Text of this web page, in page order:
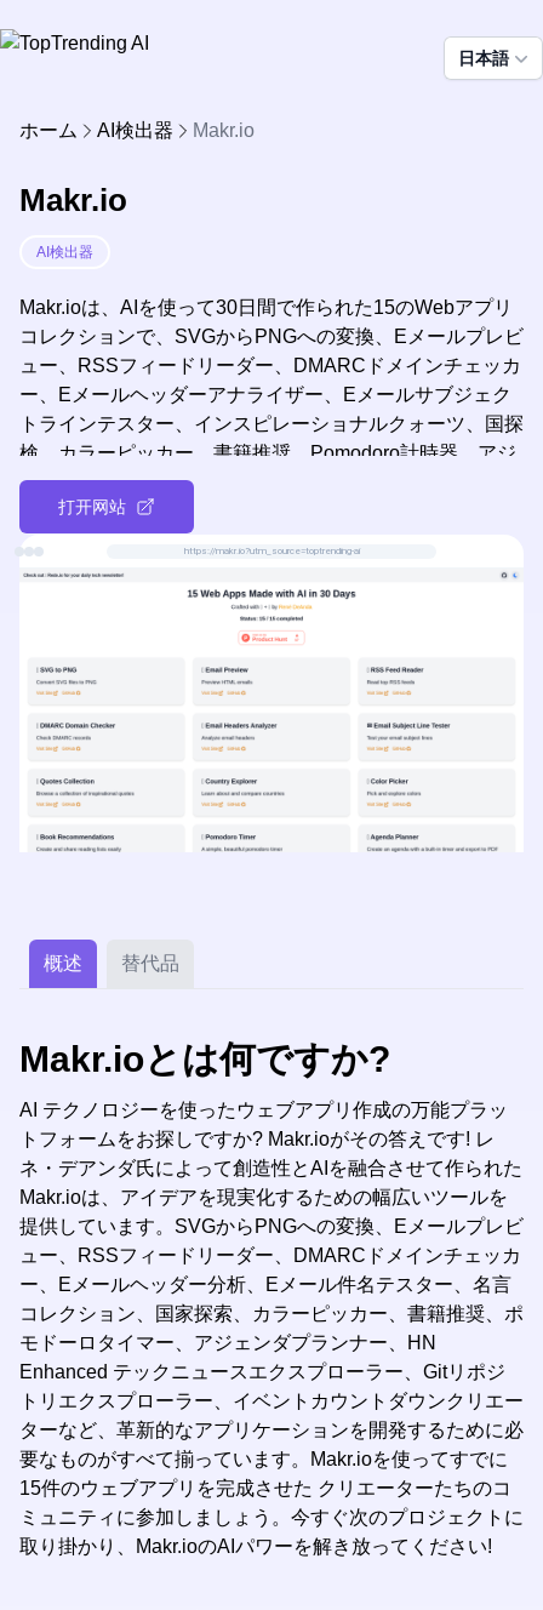
日本語
ホーム AI検出器 Makr.io
Makr.io
AI検出器
Makr.ioは、AIを使って30日間で作られた15のWebアプリ
コレクションで、SVGからPNGへの変換、Eメールプレビ
ュー、RSSフィードリーダー、DMARCドメインチェッカ
ー、Eメールヘッダーアナライザー、Eメールサブジェク
トラインテスター、インスピレーショナルクォーツ、国探
検、カラーピッカー、書籍推奨、Pomodoro計時器、アジ
ェンダプランナー、HN拡張、GitHubリポジトリエクスプ
ローラー、イベントのカウントダウンなど、様々なツール
を提供し、デジタルワークフローを効率化するよう設計さ
れています。
打开网站
https://makr.io?utm_source=toptrending-ai
概述 替代品
Makr.ioとは何ですか?
AI テクノロジーを使ったウェブアプリ作成の万能プラッ
トフォームをお探しですか? Makr.ioがその答えです! レ
ネ・デアンダ氏によって創造性とAIを融合させて作られた
Makr.ioは、アイデアを現実化するための幅広いツールを
提供しています。SVGからPNGへの変換、Eメールプレビ
ュー、RSSフィードリーダー、DMARCドメインチェッカ
ー、Eメールヘッダー分析、Eメール件名テスター、名言
コレクション、国家探索、カラーピッカー、書籍推奨、ポ
モドーロタイマー、アジェンダプランナー、HN
Enhanced テックニュースエクスプローラー、Gitリポジ
トリエクスプローラー、イベントカウントダウンクリエー
ターなど、革新的なアプリケーションを開発するために必
要なものがすべて揃っています。Makr.ioを使ってすでに
15件のウェブアプリを完成させた クリエーターたちのコ
ミュニティに参加しましょう。今すぐ次のプロジェクトに
取り掛かり、Makr.ioのAIパワーを解き放ってください!